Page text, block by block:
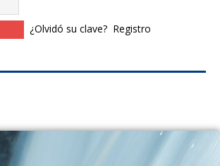
¿Olvidó su clave? Registro